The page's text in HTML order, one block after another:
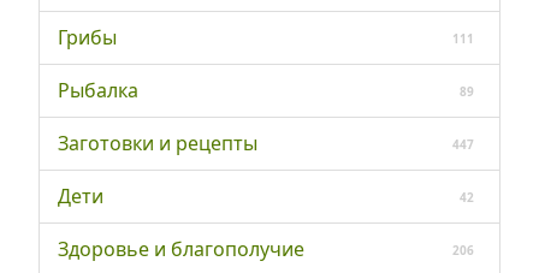
Грибы 111
Рыбалка 89
Заготовки и рецепты 447
Дети 42
Здоровье и благополучие 206